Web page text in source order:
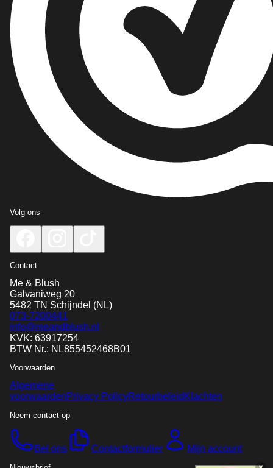
Volg ons
Contact
Me & Blush
Galvaniweg 20
5482 TN Schijndel (NL)
073-7200441
info@meandblush.nl
KVK: 63917254
BTW Nr.: NL855452468B01
Voorwaarden
Algemene
voorwaardenPrivacy PolicyRetourbeleid Klachten
Neem contact op
Bel ons Contactformulier Mijn account